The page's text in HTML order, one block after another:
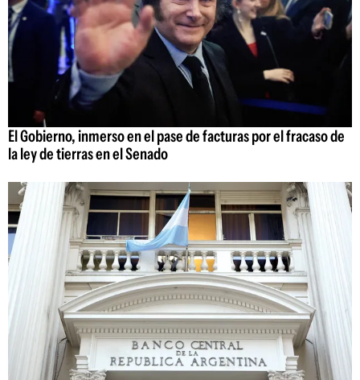
El Gobierno, inmerso en el pase de facturas por el fracaso de
la ley de tierras en el Senado